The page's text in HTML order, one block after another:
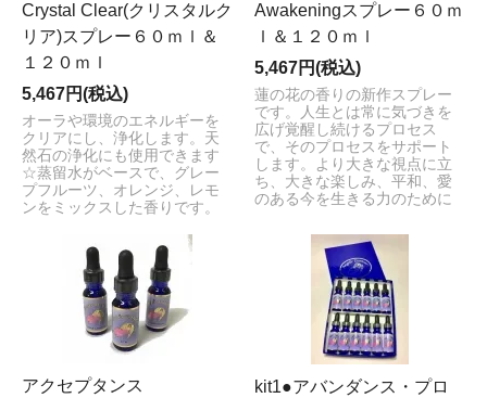
Crystal Clear(クリスタルク
リア)スプレー６０ｍｌ＆
１２０ｍｌ
5,467円(税込)
オーラや環境のエネルギーを
クリアにし、浄化します。天
然石の浄化にも使用できます
☆蒸留水がベースで、グレー
プフルーツ、オレンジ、レモ
ンをミックスした香りです。
Awakeningスプレー６０ｍ
ｌ＆１２０ｍｌ
5,467円(税込)
蓮の花の香りの新作スプレー
です。人生とは常に気づきを
広げ覚醒し続けるプロセス
で、そのプロセスをサポート
します。より大きな視点に立
ち、大きな楽しみ、平和、愛
のある今を生きる力のために
アクセプタンス
kit1●アバンダンス・プロ